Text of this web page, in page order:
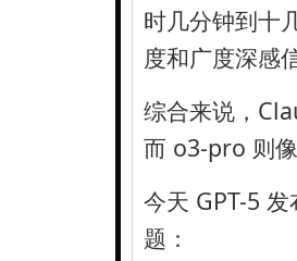
时几分钟到十
度和广度深感
综合来说，
而 o3-pro 则
今天 GPT-5
题：